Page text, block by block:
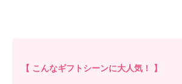
【 こんなギフトシーンに大人気！ 】